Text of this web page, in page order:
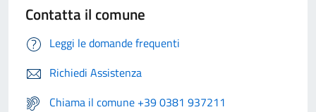
Contatta il comune
Leggi le domande frequenti
Richiedi Assistenza
Chiama il comune +39 0381 937211